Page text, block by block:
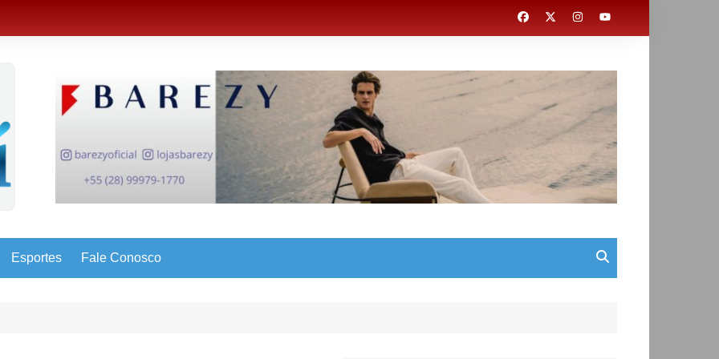
Esportes Fale Conosco